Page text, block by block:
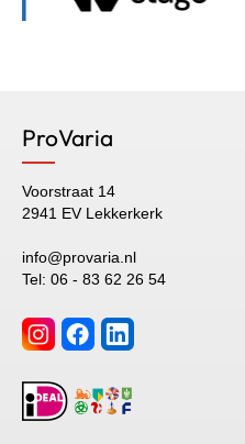
ProVaria
Voorstraat 14
2941 EV Lekkerkerk
info@provaria.nl
Tel: 06 - 83 62 26 54